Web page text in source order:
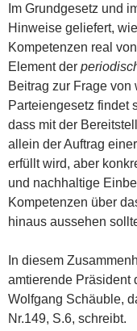
Im Grundgesetz und
Hinweise geliefert,
Kompetenzen real
Element der
Beitrag zur Frage
Parteiengesetz findet
dass mit der
allein der Auftrag
erfüllt wird, aber
und nachhaltige
Kompetenzen über
hinaus aussehen
In diesem
amtierende Präsident
Wolfgang Schäuble,
Nr.149, S.6, schreibt.